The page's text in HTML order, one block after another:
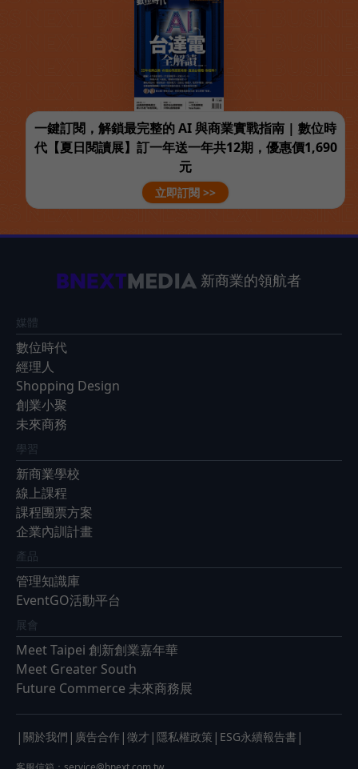
一鍵訂閱，解鎖最完整的 AI 與商業實戰指南 | 數位時
代【夏日閱讀展】訂一年送一年共12期，優惠價1,690
元
立即訂閱 >>
新商業的領航者
媒體
數位時代
經理人
Shopping Design
創業小聚
未來商務
學習
新商業學校
線上課程
課程團票方案
企業內訓計畫
產品
管理知識庫
EventGO活動平台
展會
Meet Taipei 創新創業嘉年華
Meet Greater South
Future Commerce 未來商務展
| 關於我們 | 廣告合作 | 徵才 | 隱私權政策 | ESG永續報告書 |